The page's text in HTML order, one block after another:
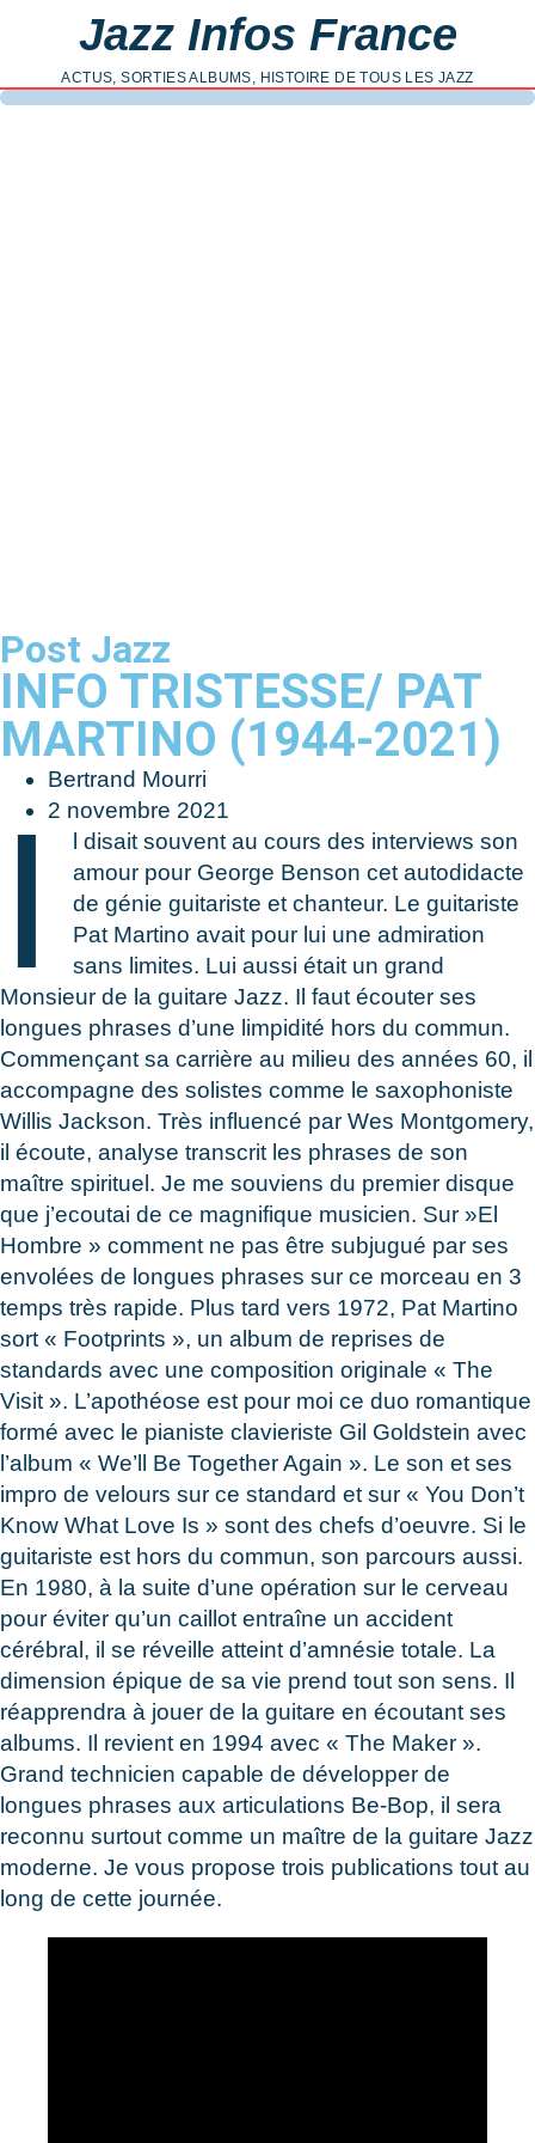
Jazz Infos France
ACTUS, SORTIES ALBUMS, HISTOIRE DE TOUS LES JAZZ
Post Jazz
INFO TRISTESSE/ PAT
MARTINO (1944-2021)
Bertrand Mourri
2 novembre 2021
I
l disait souvent au cours des interviews son
amour pour George Benson cet autodidacte
de génie guitariste et chanteur. Le guitariste
Pat Martino avait pour lui une admiration
sans limites. Lui aussi était un grand
Monsieur de la guitare Jazz. Il faut écouter ses
longues phrases d’une limpidité hors du commun.
Commençant sa carrière au milieu des années 60, il
accompagne des solistes comme le saxophoniste
Willis Jackson. Très influencé par Wes Montgomery,
il écoute, analyse transcrit les phrases de son
maître spirituel. Je me souviens du premier disque
que j’ecoutai de ce magnifique musicien. Sur »El
Hombre » comment ne pas être subjugué par ses
envolées de longues phrases sur ce morceau en 3
temps très rapide. Plus tard vers 1972, Pat Martino
sort « Footprints », un album de reprises de
standards avec une composition originale « The
Visit ». L’apothéose est pour moi ce duo romantique
formé avec le pianiste clavieriste Gil Goldstein avec
l’album « We’ll Be Together Again ». Le son et ses
impro de velours sur ce standard et sur « You Don’t
Know What Love Is » sont des chefs d’oeuvre. Si le
guitariste est hors du commun, son parcours aussi.
En 1980, à la suite d’une opération sur le cerveau
pour éviter qu’un caillot entraîne un accident
cérébral, il se réveille atteint d’amnésie totale. La
dimension épique de sa vie prend tout son sens. Il
réapprendra à jouer de la guitare en écoutant ses
albums. Il revient en 1994 avec « The Maker ».
Grand technicien capable de développer de
longues phrases aux articulations Be-Bop, il sera
reconnu surtout comme un maître de la guitare Jazz
moderne. Je vous propose trois publications tout au
long de cette journée.